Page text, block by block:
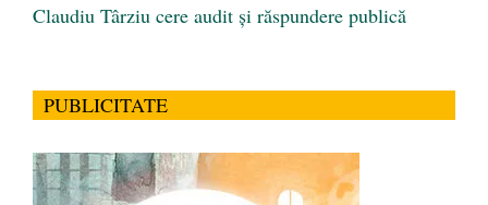
Claudiu Târziu cere audit și răspundere publică
PUBLICITATE